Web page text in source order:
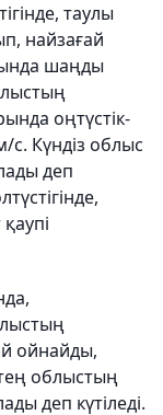
таулы
найзағай
шаңды
оңтүстік-
с. Күндіз облыс
деп
ойнайды,
облыстың
деп күтіледі.